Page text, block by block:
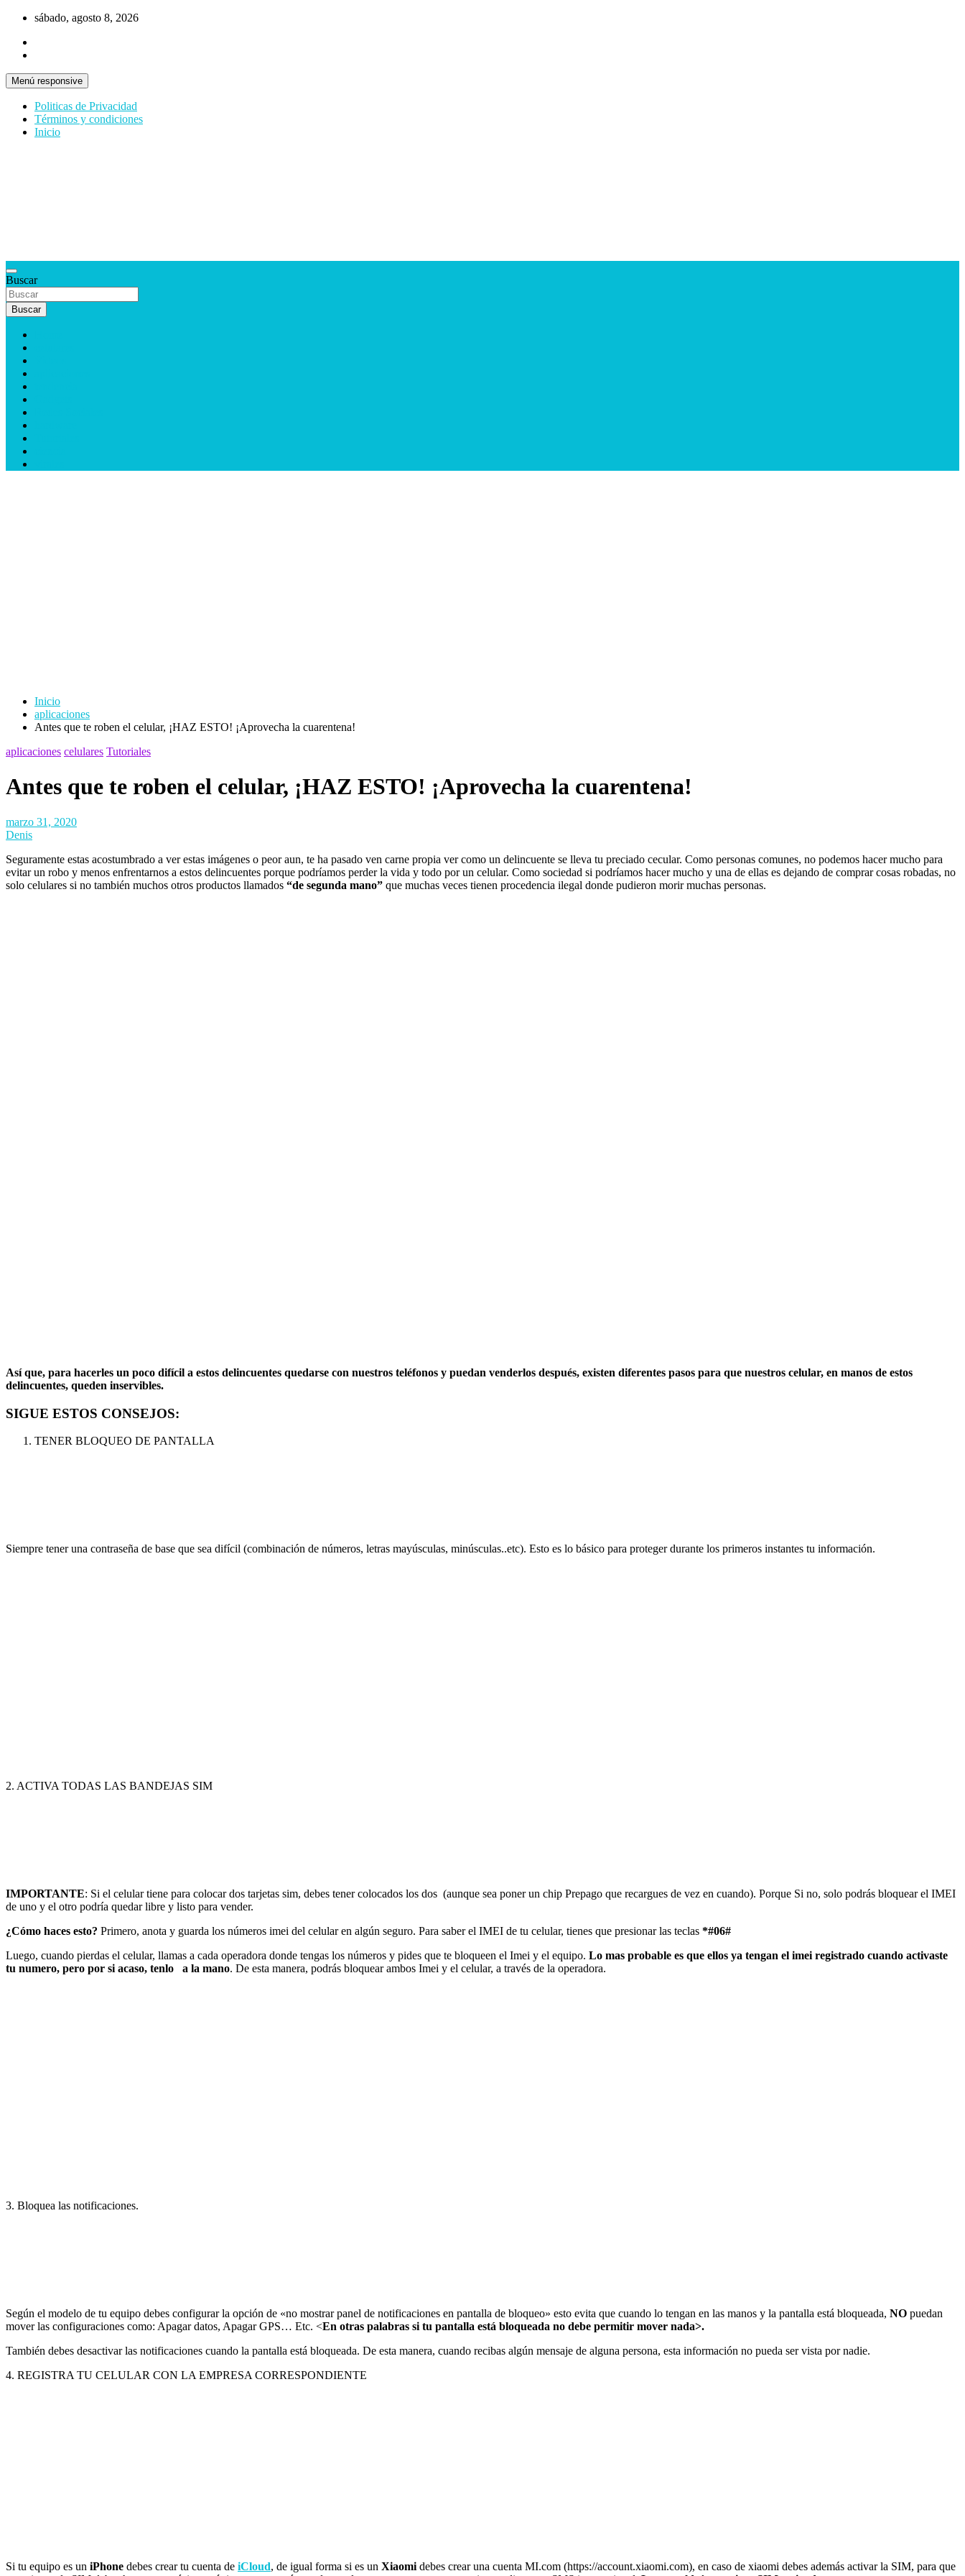
Saltar
contenido
sábado, agosto 8, 2026
Menú responsive
Politicas de Privacidad
Términos y condiciones
Inicio
DenisTec
Tecnología y más!
Buscar
Buscar
Inicio
aplicaciones
Antes que te roben el celular, ¡HAZ ESTO! ¡Aprovecha la cuarentena!
aplicaciones celulares Tutoriales
Antes que te roben el celular, ¡HAZ ESTO! ¡Aprovecha la cuarentena!
marzo 31, 2020
Denis
Seguramente estas acostumbrado a ver estas imágenes o peor aun, te ha pasado ven carne propia ver como un delincuente se lleva tu preciado cecular. Como personas comunes, no podemos hacer mucho para
evitar un robo y menos enfrentarnos a estos delincuentes porque podríamos perder la vida y todo por un celular. Como sociedad si podríamos hacer mucho y una de ellas es dejando de comprar cosas robadas, no
solo celulares si no también muchos otros productos llamados “de segunda mano” que muchas veces tienen procedencia ilegal donde pudieron morir muchas personas.
Así que, para hacerles un poco difícil a estos delincuentes quedarse con nuestros teléfonos y puedan venderlos después, existen diferentes pasos para que nuestros celular, en manos de estos
delincuentes, queden inservibles.
SIGUE ESTOS CONSEJOS:
TENER BLOQUEO DE PANTALLA
Siempre tener una contraseña de base que sea difícil (combinación de números, letras mayúsculas, minúsculas..etc). Esto es lo básico para proteger durante los primeros instantes tu información.
2. ACTIVA TODAS LAS BANDEJAS SIM
IMPORTANTE: Si el celular tiene para colocar dos tarjetas sim, debes tener colocados los dos (aunque sea poner un chip Prepago que recargues de vez en cuando). Porque Si no, solo podrás bloquear el IMEI
de uno y el otro podría quedar libre y listo para vender.
¿Cómo haces esto? Primero, anota y guarda los números imei del celular en algún seguro. Para saber el IMEI de tu celular, tienes que presionar las teclas *#06#
Luego, cuando pierdas el celular, llamas a cada operadora donde tengas los números y pides que te bloqueen el Imei y el equipo. Lo mas probable es que ellos ya tengan el imei registrado cuando activaste
tu numero, pero por si acaso, tenlo a la mano. De esta manera, podrás bloquear ambos Imei y el celular, a través de la operadora.
3. Bloquea las notificaciones.
Según el modelo de tu equipo debes configurar la opción de «no mostrar panel de notificaciones en pantalla de bloqueo» esto evita que cuando lo tengan en las manos y la pantalla está bloqueada, NO puedan
mover las configuraciones como: Apagar datos, Apagar GPS… Etc. <En otras palabras si tu pantalla está bloqueada no debe permitir mover nada>.
También debes desactivar las notificaciones cuando la pantalla está bloqueada. De esta manera, cuando recibas algún mensaje de alguna persona, esta información no pueda ser vista por nadie.
4. REGISTRA TU CELULAR CON LA EMPRESA CORRESPONDIENTE
Si tu equipo es un iPhone debes crear tu cuenta de iCloud, de igual forma si es un Xiaomi debes crear una cuenta MI.com (https://account.xiaomi.com), en caso de xiaomi debes además activar la SIM, para que